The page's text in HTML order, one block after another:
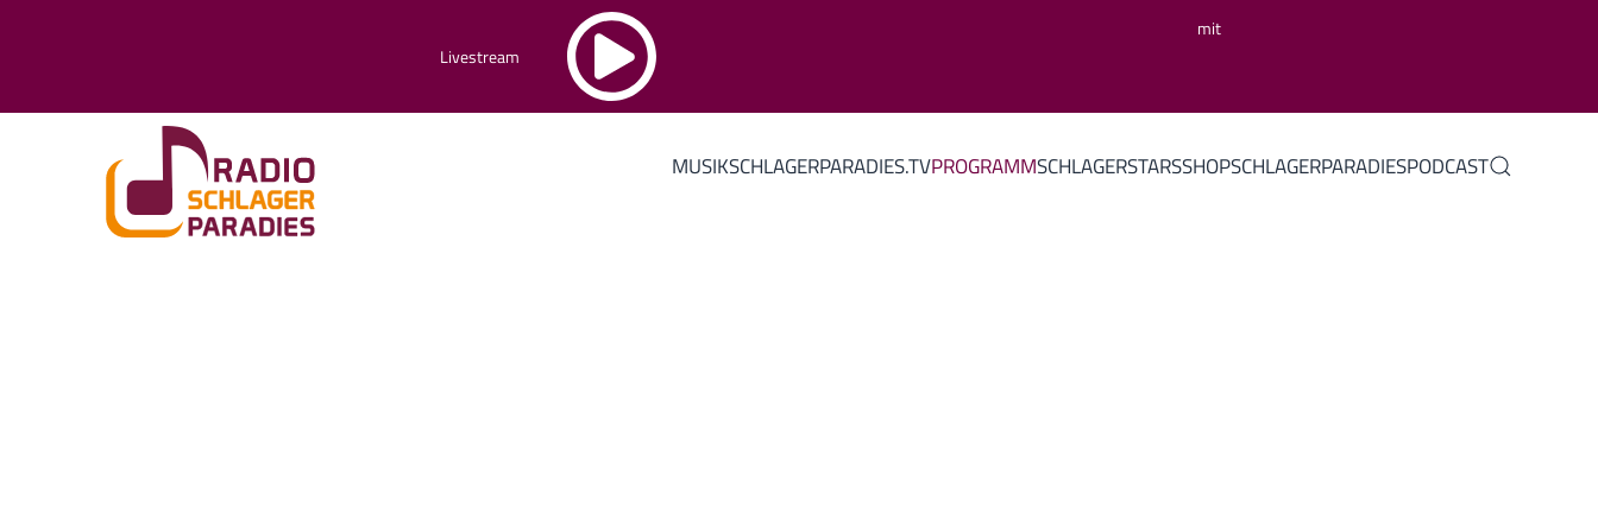
Livestream
mit
MUSIKSCHLAGERPARADIES.TVPROGRAMMSCHLAGERSTARSSHOPSCHLAGERPARADIESPODCAST